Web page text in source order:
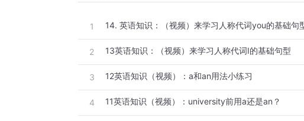
1 14. 英语知识：（视频）来学习人称代词you的基础句
2 13英语知识：（视频）来学习人称代词I的基础句型
3 12英语知识（视频）：a和an用法小练习
4 11英语知识（视频）：university前用a还是an？